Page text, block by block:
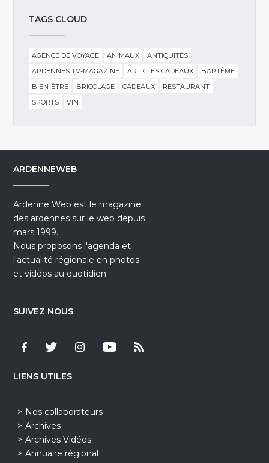
TAGS CLOUD
AGENCE DE VOYAGE ANIMAUX
ANTIQUITÉS
ARDENNES TV-MAGAZINE
ARTICLES CADEAUX
BAPTÊME
BIEN-ÊTRE
BRICOLAGE CADEAUX
RESTAURANT
SPORTS
VIN
ARDENNEWEB
Ardenne Web est le magazine
des ardennes sur le web depuis
mars 1999.
Nous proposons l'agenda et
l'actualité régionale en photos
et vidéos au quotidien.
SUIVEZ NOUS
LIENS UTILES
Nos collaborateurs
Archives
Archives Vidéos
Annuaire régional